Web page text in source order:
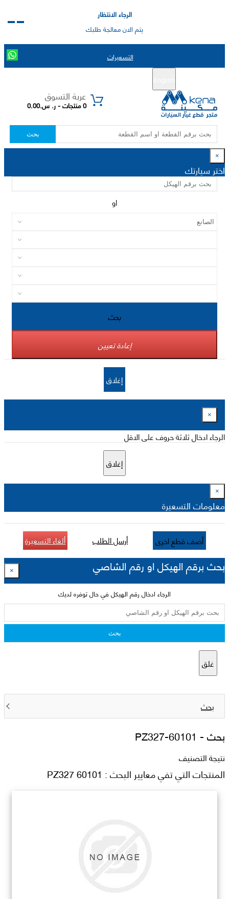
الرجاء الانتظار
يتم الان معالجة طلبك
التسعيرات
عربة التسوق
0 منتجات - ر. س.0.00
بحث
×
اختر سيارتك
او
بحث
إعادة تعيين
إغلاق
×
الرجاء ادخال ثلاثة حروف على الاقل
إغلاق
×
معلومات التسعيرة
أضف قطع اخرى أرسل الطلب ألغاء التسعيرة
بحث برقم الهيكل او رقم الشاصي ×
الرجاء ادخال رقم الهيكل في حال توفره لديك
بحث
غلق
بحث
بحث - PZ327-60101
نتيجة التصنيف
المنتجات التي تفي معايير البحث : PZ327 60101